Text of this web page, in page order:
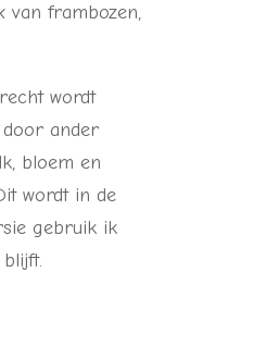
van frambozen,
wordt
door ander
bloem en
wordt in de
gebruik ik